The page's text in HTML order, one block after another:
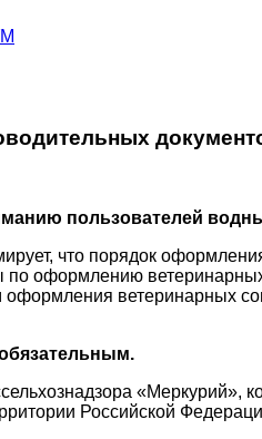
пользователей
что порядок
оформлению
ветеринарных
«Меркурий»,
Российской